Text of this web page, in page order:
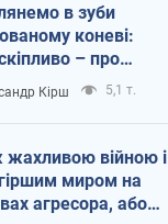
в зуби
коневі:
– про
Україні
Кірш 5,1 т.
жахливою війною і
миром на
агресора, або